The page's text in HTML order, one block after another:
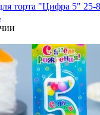
торта "Цифра 5" 25-